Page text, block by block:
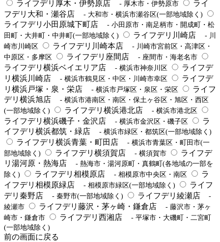
ライフデリ厚木・伊勢原店 - 厚木市・伊勢原市
ライ
フデリ大和・瀬谷店
- 大和市・横浜市瀬谷区(一部地域除く)
ライフデリ小田原城下町店
- 小田原市・南足柄市・開成町・松
田町・大井町・中井町(一部地域除く)
ライフデリ川崎店
- 川
崎市川崎区
ライフデリ川崎本店
- 川崎市宮前区・高津区・
中原区・多摩区
ライフデリ座間店 - 座間市・海老名市
ライフデリ横浜ベイエリア店 - 横浜市神奈川区
ライフデ
リ横浜川崎店
- 横浜市鶴見区・中区・川崎市幸区
ライフデ
リ横浜戸塚・泉・栄店
- 横浜市戸塚区・泉区・栄区
ライフ
デリ横浜旭店
- 横浜市港南区・南区・保土ヶ谷区・旭区・西区
(一部地域除く)
ライフデリ横浜港北店 - 横浜市港北区
ライフデリ横浜磯子・金沢店 - 横浜市金沢区・磯子区
ラ
イフデリ横浜都筑・緑店
- 横浜市緑区・都筑区(一部地域除く)
ライフデリ横浜青葉・町田店
- 横浜市青葉区・町田市(一
部地域除く)
ライフデリ横須賀店 - 横須賀市
ライフデ
リ湯河原・熱海店
- 熱海市・湯河原町・真鶴町(各地域の一部を
除く)
ライフデリ相模原店 - 相模原市中央区・南区
ラ
イフデリ相模原緑店
- 相模原市緑区(一部地域除く)
ライフ
デリ秦野店
- 秦野市(一部地域除く) ライフデリ綾瀬店
-
綾瀬市
ライフデリ藤沢・茅ヶ崎・鎌倉店
- 藤沢市・茅ヶ
崎市・鎌倉市
ライフデリ西湘店
- 平塚市・大磯町・二宮町
(一部地域除く)
前の画面に戻る